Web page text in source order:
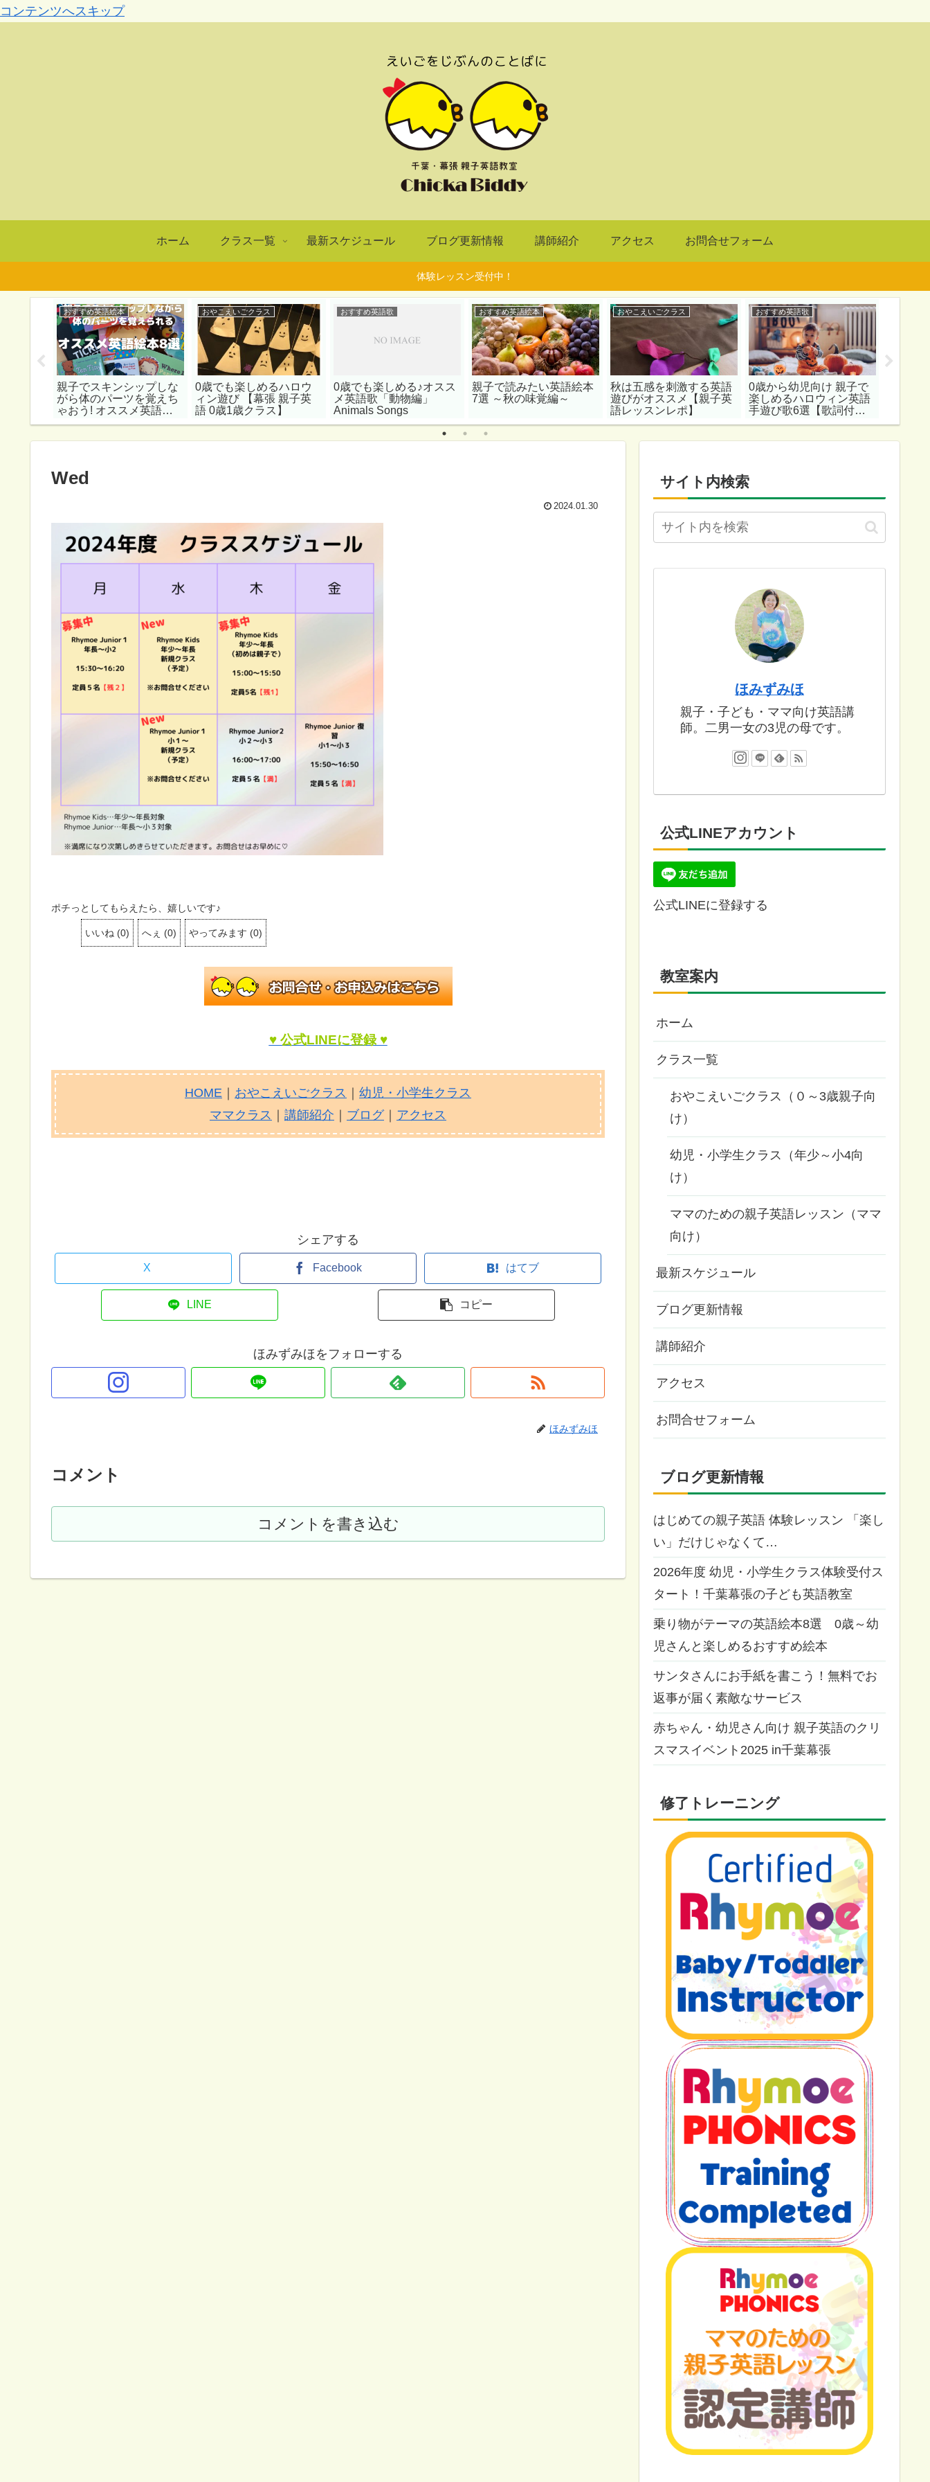
コンテンツへスキップ
ホーム クラス一覧 最新スケジュール ブログ更新情報 講師紹介 アクセス お問合せフォーム
体験レッスン受付中！
おすすめ英語絵本
親子でスキンシップしな
がら体のパーツを覚えち
ゃおう! オススメ英語絵
本8選
おやこえいごクラス
0歳でも楽しめるハロウ
ィン遊び 【幕張 親子英
語 0歳1歳クラス】
おすすめ英語歌
0歳でも楽しめる♪オスス
メ英語歌「動物編」
Animals Songs
おすすめ英語絵本
親子で読みたい英語絵本
7選 ～秋の味覚編～
おやこえいごクラス
秋は五感を刺激する英語
遊びがオススメ【親子英
語レッスンレポ】
おすすめ英語歌
0歳から幼児向け 親子で
楽しめるハロウィン英語
手遊び歌6選【歌詞付
き】
Wed
2024.01.30
ポチっとしてもらえたら、嬉しいです♪
いいね (0) へぇ (0) やってみます (0)
♥ 公式LINEに登録 ♥
HOME おやこえいごクラス
幼児・小学生クラス
ママクラス
講師紹介 ブログ｜ アクセス
シェアする
X Facebook はてブ
LINE コピー
ほみずみほをフォローする
ほみずみほ
コメント
コメントを書き込む
サイト内検索
ほみずみほ
親子・子ども・ママ向け英語講
師。二男一女の3児の母です。
公式LINEアカウント
公式LINEに登録する
教室案内
ホーム
クラス一覧
おやこえいごクラス（０～3歳親子向
け）
幼児・小学生クラス（年少～小4向
け）
ママのための親子英語レッスン（ママ
向け）
最新スケジュール
ブログ更新情報
講師紹介
アクセス
お問合せフォーム
ブログ更新情報
はじめての親子英語 体験レッスン 「楽し
い」だけじゃなくて…
2026年度 幼児・小学生クラス体験受付ス
タート！千葉幕張の子ども英語教室
乗り物がテーマの英語絵本8選 0歳～幼
児さんと楽しめるおすすめ絵本
サンタさんにお手紙を書こう！無料でお
返事が届く素敵なサービス
赤ちゃん・幼児さん向け 親子英語のクリ
スマスイベント2025 in千葉幕張
修了トレーニング